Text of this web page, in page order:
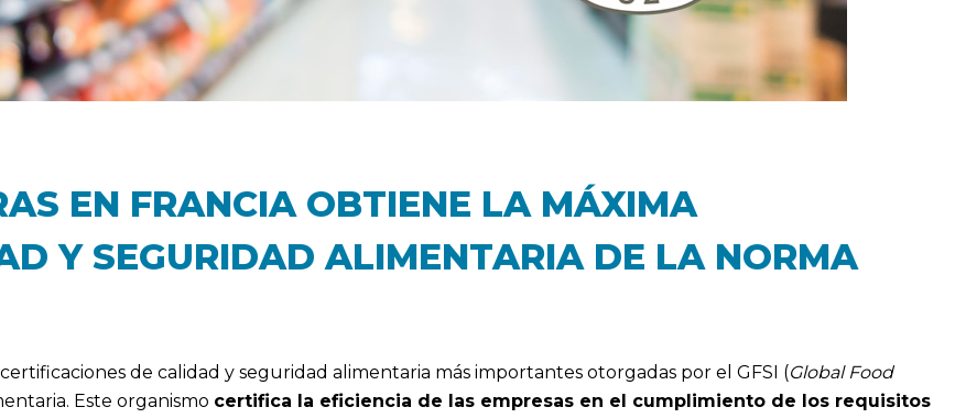
EN FRANCIA OBTIENE LA MÁXIMA
Y SEGURIDAD ALIMENTARIA DE LA NORMA
de calidad y seguridad alimentaria más importantes otorgadas por el GFSI (Global Food
Este organismo certifica la eficiencia de las empresas en el cumplimiento de los requisitos